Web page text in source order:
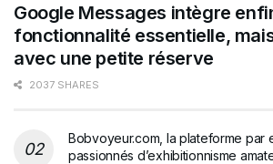
Google Messages intègre
fonctionnalité essentielle,
avec une petite réserve
2037 SHARES
Bobvoyeur.com, la plateforme par
passionnés d’exhibitionnisme